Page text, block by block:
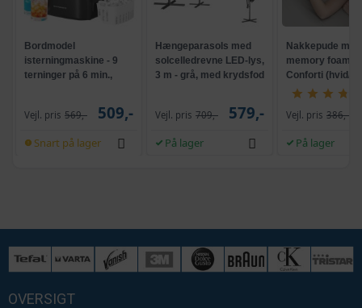
Bordmodel
isterningmaskine - 9
terninger på 6 min.,
Vejl. pris 569,- 509,-
Snart på lager
Hængeparasols med
solcelledrevne LED-lys,
3 m - grå, med krydsfod
Vejl. pris 709,- 579,-
På lager
Nakkepude med
memory foam -
Conforti (hvid/
Vejl. pris 386,-
På lager
OVERSIGT